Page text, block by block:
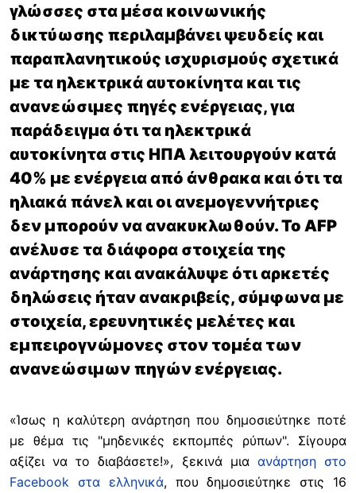
γλώσσες στα μέσα κοινωνικής
δικτύωσης περιλαμβάνει ψευδείς και
παραπλανητικούς ισχυρισμούς σχετικά
με τα ηλεκτρικά αυτοκίνητα και τις
ανανεώσιμες πηγές ενέργειας, για
παράδειγμα ότι τα ηλεκτρικά
αυτοκίνητα στις ΗΠΑ λειτουργούν κατά
40% με ενέργεια από άνθρακα και ότι τα
ηλιακά πάνελ και οι ανεμογεννήτριες
δεν μπορούν να ανακυκλωθούν. Το AFP
ανέλυσε τα διάφορα στοιχεία της
ανάρτησης και ανακάλυψε ότι αρκετές
δηλώσεις ήταν ανακριβείς, σύμφωνα με
στοιχεία, ερευνητικές μελέτες και
εμπειρογνώμονες στον τομέα των
ανανεώσιμων πηγών ενέργειας.
«Ίσως η καλύτερη ανάρτηση που δημοσιεύτηκε ποτέ
με θέμα τις "μηδενικές εκπομπές ρύπων". Σίγουρα
αξίζει να το διαβάσετε!», ξεκινά μια ανάρτηση στο
Facebook στα ελληνικά, που δημοσιεύτηκε στις 16